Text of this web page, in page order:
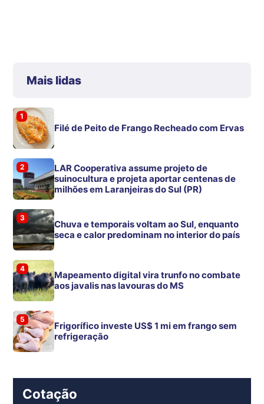
Mais lidas
1
Filé de Peito de Frango Recheado com Ervas
2
LAR Cooperativa assume projeto de
suinocultura e projeta aportar centenas de
milhões em Laranjeiras do Sul (PR)
3
Chuva e temporais voltam ao Sul, enquanto
seca e calor predominam no interior do país
4
Mapeamento digital vira trunfo no combate
aos javalis nas lavouras do MS
5
Frigorífico investe US$ 1 mi em frango sem
refrigeração
Cotação